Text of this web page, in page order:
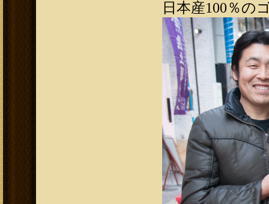
日本産100％の